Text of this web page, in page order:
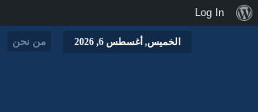
الخميس, أغسطس 6, 2026 من نحن
نبذةLog In